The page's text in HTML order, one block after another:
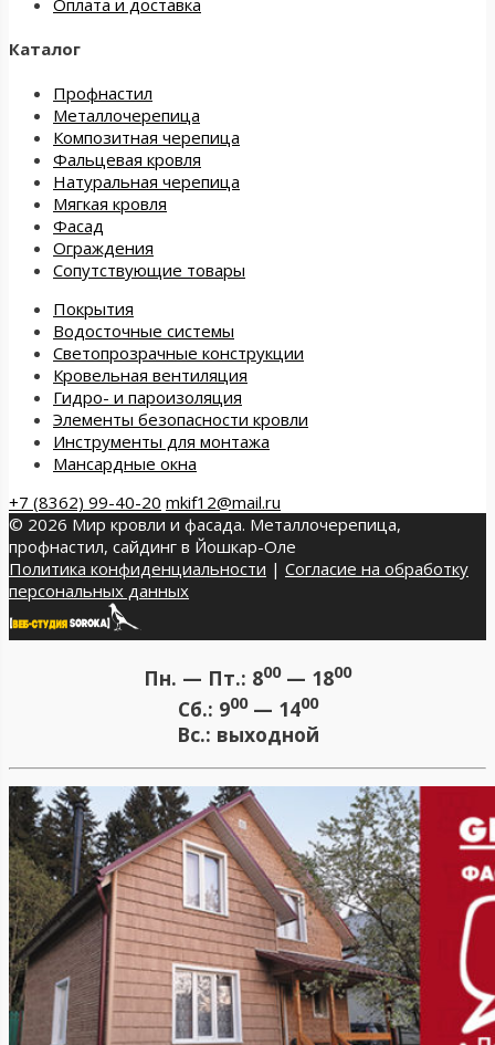
Оплата и доставка
Каталог
Профнастил
Металлочерепица
Композитная черепица
Фальцевая кровля
Натуральная черепица
Мягкая кровля
Фасад
Ограждения
Сопутствующие товары
Покрытия
Водосточные системы
Светопрозрачные конструкции
Кровельная вентиляция
Гидро- и пароизоляция
Элементы безопасности кровли
Инструменты для монтажа
Мансардные окна
+7 (8362) 99-40-20 mkif12@mail.ru
© 2026 Мир кровли и фасада. Металлочерепица,
профнастил, сайдинг в Йошкар-Оле
Политика конфиденциальности | Согласие на обработку
персональных данных
Пн. — Пт.: 800— 1800
Сб.: 900— 1400
Вс.: выходной